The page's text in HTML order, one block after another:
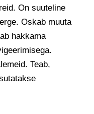
On suuteline
Oskab muuta
hakkama
Teab,